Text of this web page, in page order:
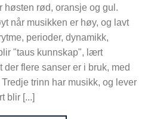
høsten rød, oransje og gul.
når musikken er høy, og lavt
perioder, dynamikk,
"taus kunnskap", lært
flere sanser er i bruk, med
trinn har musikk, og lever
blir [...]